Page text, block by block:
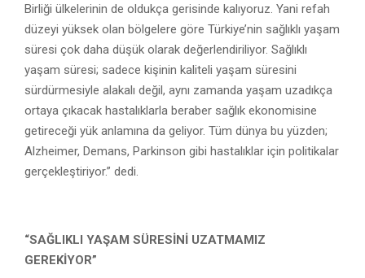
Birliği ülkelerinin de oldukça gerisinde kalıyoruz. Yani refah
düzeyi yüksek olan bölgelere göre Türkiye’nin sağlıklı yaşam
süresi çok daha düşük olarak değerlendiriliyor. Sağlıklı
yaşam süresi; sadece kişinin kaliteli yaşam süresini
sürdürmesiyle alakalı değil, aynı zamanda yaşam uzadıkça
ortaya çıkacak hastalıklarla beraber sağlık ekonomisine
getireceği yük anlamına da geliyor. Tüm dünya bu yüzden;
Alzheimer, Demans, Parkinson gibi hastalıklar için politikalar
gerçekleştiriyor.” dedi.
“SAĞLIKLI YAŞAM SÜRESİNİ UZATMAMIZ
GEREKİYOR”